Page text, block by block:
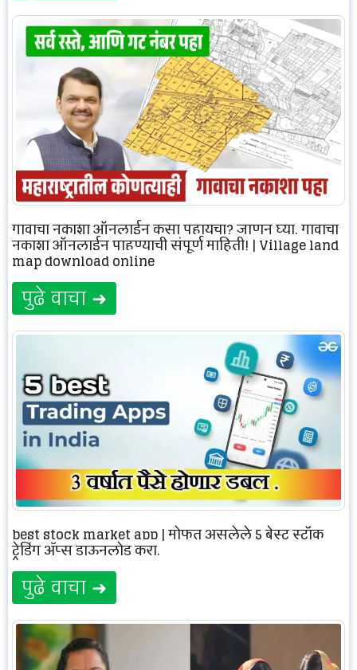
गावाचा नकाशा ऑनलाईन कसा पहायचा? जाणून घ्या, गावाचा
नकाशा ऑनलाईन पाहण्याची संपूर्ण माहिती! | Village land
map download online
पुढे वाचा ➜
best stock market app | मोफत असलेले 5 बेस्ट स्टॉक
ट्रेडिंग अ‍ॅप्स डाऊनलोड करा.
पुढे वाचा ➜